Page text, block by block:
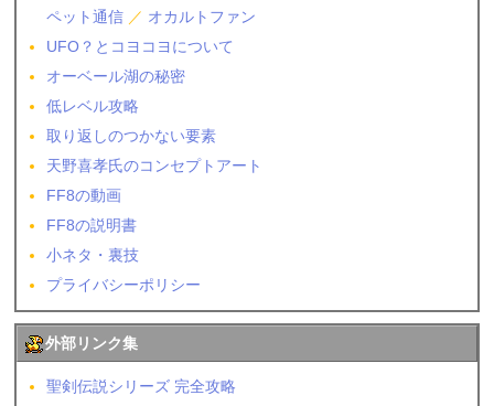
ペット通信 ／ オカルトファン
UFO？とコヨコヨについて
オーベール湖の秘密
低レベル攻略
取り返しのつかない要素
天野喜孝氏のコンセプトアート
FF8の動画
FF8の説明書
小ネタ・裏技
プライバシーポリシー
外部リンク集
聖剣伝説シリーズ 完全攻略